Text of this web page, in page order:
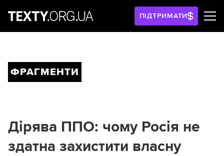
ПІДТРИМАТИ
ФРАГМЕНТИ
Дірява ППО: чому Росія не
здатна захистити власну